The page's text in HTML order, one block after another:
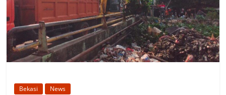
Bekasi News